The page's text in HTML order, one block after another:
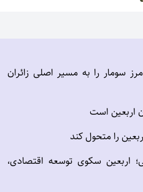
سومار را به مسیر اصلی زائران
اربعین است
را متحول کند
اربعین سکوی توسعه اقتصادی،